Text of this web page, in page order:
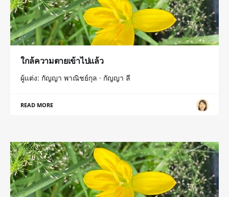
ใกล้ความตายเข้าไปแล้ว
ผู้แต่ง: กัญญา พาณิชย์กุล · กัญญา ลี
READ MORE